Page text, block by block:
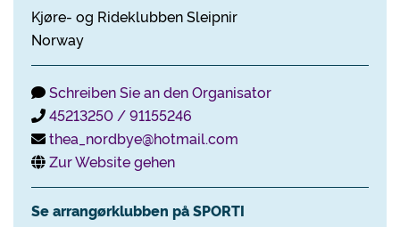
Kjøre- og Rideklubben Sleipnir
Norway
Schreiben Sie an den Organisator
45213250 / 91155246
thea_nordbye@hotmail.com
Zur Website gehen
Se arrangørklubben på SPORTI